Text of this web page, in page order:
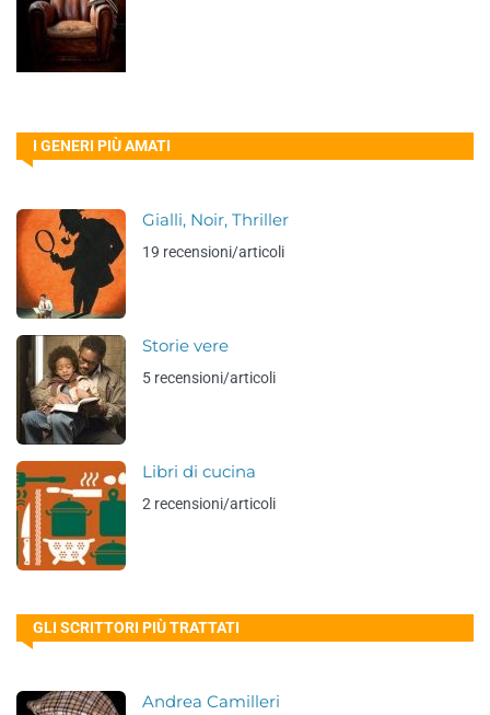
I GENERI PIÙ AMATI
Gialli, Noir, Thriller
19 recensioni/articoli
Storie vere
5 recensioni/articoli
Libri di cucina
2 recensioni/articoli
GLI SCRITTORI PIÙ TRATTATI
Andrea Camilleri